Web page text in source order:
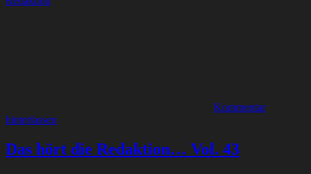
Kommentar
hinterlassen
Das hört die Redaktion… Vol. 43